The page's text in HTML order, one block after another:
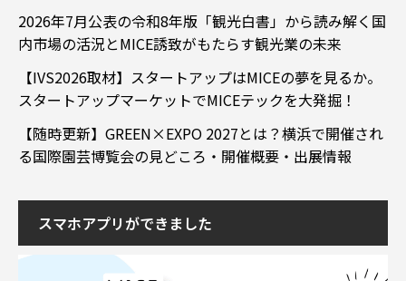
2026年7月公表の令和8年版「観光白書」から読み解く国
内市場の活況とMICE誘致がもたらす観光業の未来
【IVS2026取材】スタートアップはMICEの夢を見るか。
スタートアップマーケットでMICEテックを大発掘！
【随時更新】GREEN×EXPO 2027とは？横浜で開催され
る国際園芸博覧会の見どころ・開催概要・出展情報
スマホアプリができました